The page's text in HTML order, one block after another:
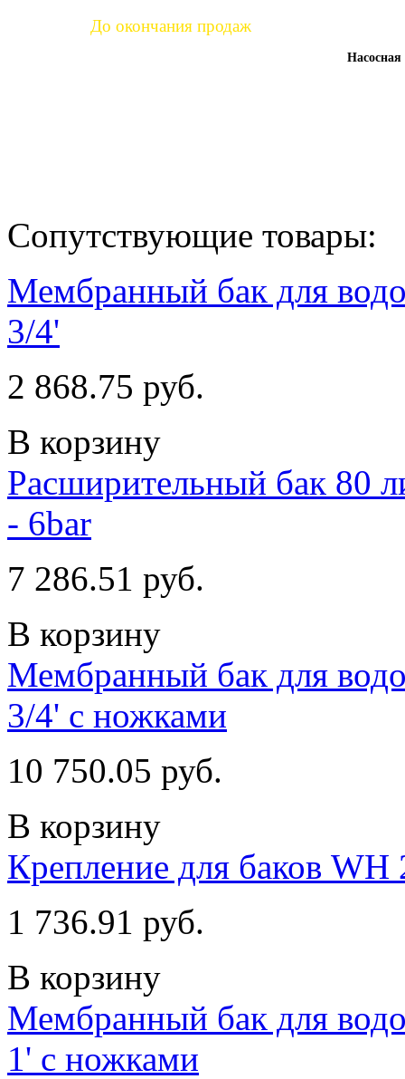
До окончания продаж
Сопутствующие товары:
Мембранный бак для
3/4'
2 868.75 руб.
В корзину
Расширительный бак 80
- 6bar
7 286.51 руб.
В корзину
Мембранный бак для
3/4' с ножками
10 750.05 руб.
В корзину
Крепление для баков WH
1 736.91 руб.
В корзину
Мембранный бак для
1' с ножками